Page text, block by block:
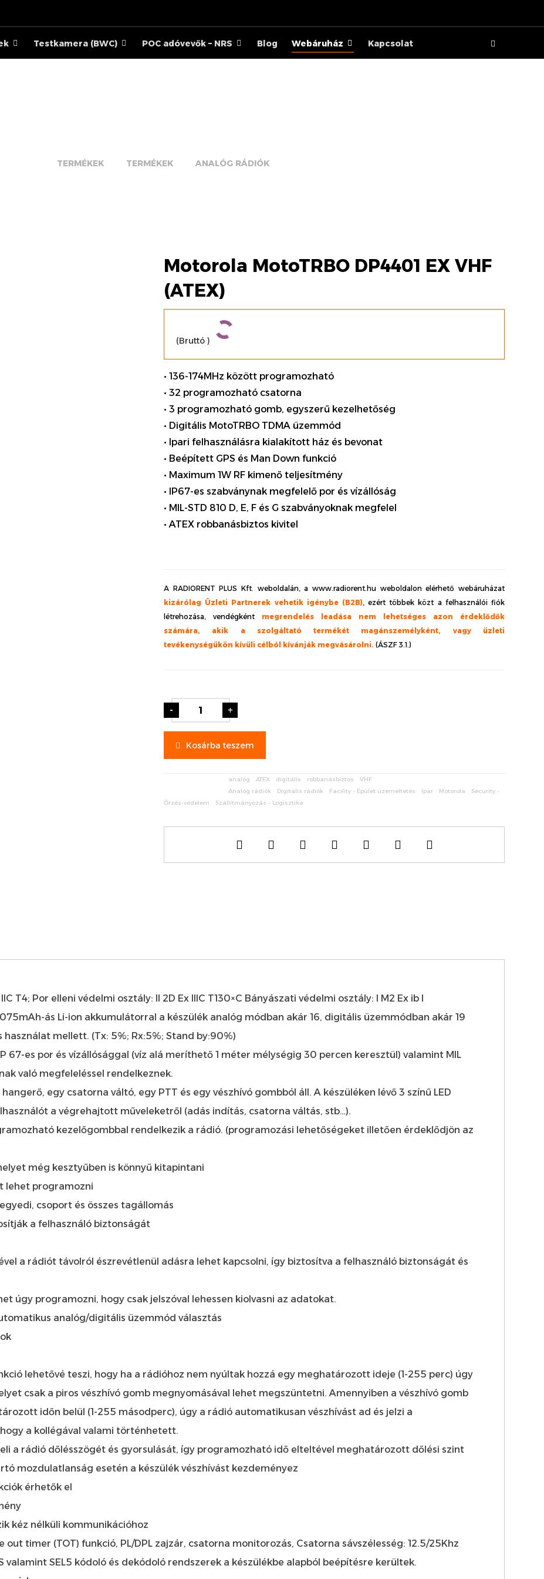
Testkamera (BWC) POC adóvevők – NRS Blog Webáruház Kapcsolat
TERMÉKEK TERMÉKEK ANALÓG RÁDIÓK
Motorola MotoTRBO DP4401 EX VHF
(ATEX)
(Bruttó)
• 136-174MHz között programozható
• 32 programozható csatorna
• 3 programozható gomb, egyszerű kezelhetőség
• Digitális MotoTRBO TDMA üzemmód
• Ipari felhasználásra kialakított ház és bevonat
• Beépített GPS és Man Down funkció
• Maximum 1W RF kimenő teljesítmény
• IP67-es szabványnak megfelelő por és vízállóság
• MIL-STD 810 D, E, F és G szabványoknak megfelel
• ATEX robbanásbiztos kivitel
A RADIORENT PLUS Kft. weboldalán, a www.radiorent.hu weboldalon elérhető webáruházat
kizárólag Üzleti Partnerek vehetik igénybe (B2B), ezért többek közt a felhasználói fiók
létrehozása, vendégként megrendelés leadása nem lehetséges azon érdeklődők
számára, akik a szolgáltató termékét magánszemélyként, vagy üzleti
tevékenységükön kívüli célból kívánják megvásárolni.(ÁSZF 3.1.)
- +
Kosárba teszem
analóg ATEX digitális robbanásbiztos
VHF
Analóg rádiók
Digitális rádiók Facility - Épület üzemeltetés Ipar Motorola
Security -
Őrzés-védelem
Szállítmányozás - Logisztika
T4; Por elleni védelmi osztály: II 2D Ex IIIC T130×C Bányászati védelmi osztály: I M2 Ex ib I
ás Li-ion akkumulátorral a készülék analóg módban akár 16, digitális üzemmódban akár 19
mellett. (Tx: 5%; Rx:5%; Stand by:90%)
67-es por és vízállósággal (víz alá meríthető 1 méter mélységig 30 percen keresztül) valamint MIL
való megfeleléssel rendelkeznek.
egy csatorna váltó, egy PTT és egy vészhívó gombból áll. A készüléken lévő 3 színű LED
a végrehajtott műveleketről (adás indítás, csatorna váltás, stb…).
kezelőgombbal rendelkezik a rádió. (programozási lehetőségeket illetően érdeklődjön az
még kesztyűben is könnyű kitapintani
lehet programozni
csoport és összes tagállomás
a felhasználó biztonságát
a rádiót távolról észrevétlenül adásra lehet kapcsolni, így biztosítva a felhasználó biztonságát és
úgy programozni, hogy csak jelszóval lehessen kiolvasni az adatokat.
analóg/digitális üzemmód választás
lehetővé teszi, hogy ha a rádióhoz nem nyúltak hozzá egy meghatározott ideje (1-255 perc) úgy
csak a piros vészhívó gomb megnyomásával lehet megszüntetni. Amennyiben a vészhívó gomb
időn belül (1-255 másodperc), úgy a rádió automatikusan vészhívást ad és jelzi a
a kollégával valami történhetett.
a rádió dőlésszögét és gyorsulását, így programozható idő elteltével meghatározott dőlési szint
mozdulatlanság esetén a készülék vészhívást kezdeményez
érhetők el
kéz nélküli kommunikációhoz
out timer (TOT) funkció, PL/DPL zajzár, csatorna monitorozás, Csatorna sávszélesség: 12.5/25Khz
valamint SEL5 kódoló és dekódoló rendszerek a készülékbe alapból beépítésre kerültek.